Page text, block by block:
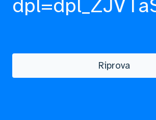
Riprova